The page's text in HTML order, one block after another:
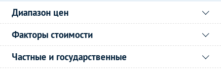
Диапазон цен
Факторы стоимости
Частные и государственные